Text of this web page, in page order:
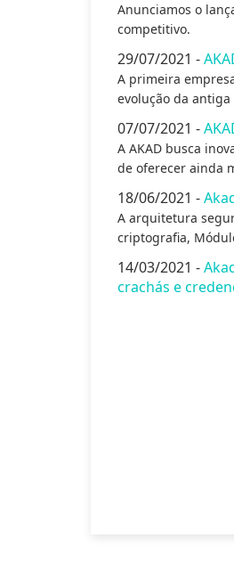
Anunciamos o
competitivo.
29/07/2021 -
A primeira
evolução da antiga
07/07/2021 -
A AKAD busca
de oferecer ainda
18/06/2021 -
A arquitetura
criptografia,
14/03/2021 -
crachás e